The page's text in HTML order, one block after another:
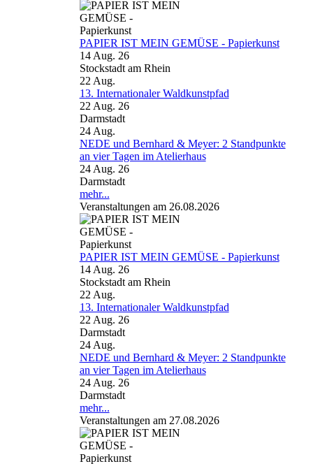
PAPIER IST MEIN GEMÜSE - Papierkunst
14 Aug. 26
Stockstadt am Rhein
22 Aug.
13. Internationaler Waldkunstpfad
22 Aug. 26
Darmstadt
24 Aug.
NEDE und Bernhard & Meyer: 2 Standpunkte
an vier Tagen im Atelierhaus
24 Aug. 26
Darmstadt
mehr...
Veranstaltungen am 26.08.2026
PAPIER IST MEIN GEMÜSE - Papierkunst
14 Aug. 26
Stockstadt am Rhein
22 Aug.
13. Internationaler Waldkunstpfad
22 Aug. 26
Darmstadt
24 Aug.
NEDE und Bernhard & Meyer: 2 Standpunkte
an vier Tagen im Atelierhaus
24 Aug. 26
Darmstadt
mehr...
Veranstaltungen am 27.08.2026